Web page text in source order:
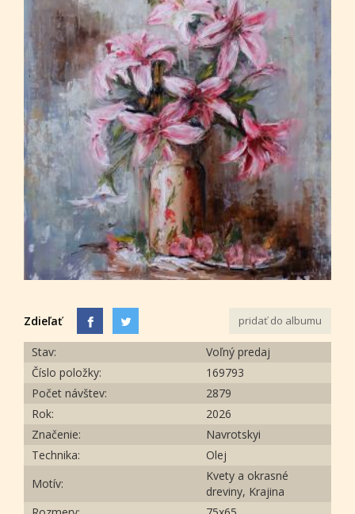
Zdieľať pridať do albumu
Stav:
Voľný predaj
Číslo položky:
169793
Počet návštev:
2879
Rok:
2026
Značenie:
Navrotskyi
Technika:
Olej
Motív:
Kvety a okrasné
dreviny, Krajina